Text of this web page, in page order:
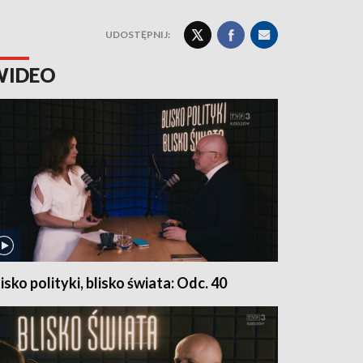
UDOSTĘPNIJ:
polityki, blisko świata: Odc. 40